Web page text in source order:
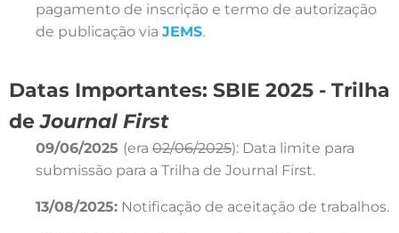
pagamento de inscrição e termo de autorização
de publicação via JEMS.
Datas Importantes: SBIE 2025 - Trilha
deJournal First
09/06/2025 (era 02/06/2025): Data limite para
submissão para a Trilha de Journal First.
13/08/2025: Notificação de aceitação de trabalhos.